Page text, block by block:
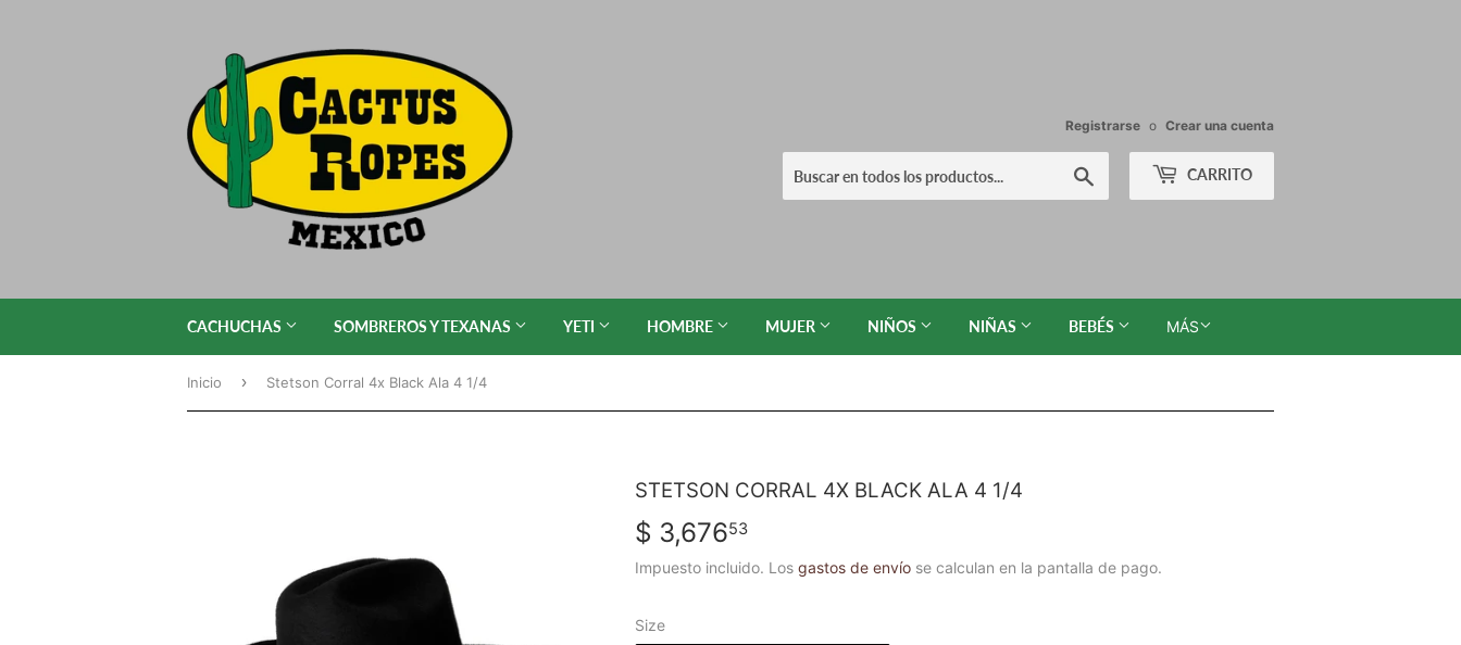
Registrarse o Crear una cuenta
CARRITO
CACHUCHAS SOMBREROS Y TEXANAS YETI HOMBRE MUJER NIÑOS NIÑAS BEBÉS MÁS
Inicio › Stetson Corral 4x Black Ala 4 1/4
STETSON CORRAL 4X BLACK ALA 4 1/4
$ 3,67653
3,676.53
Impuesto incluido. Los gastos de envío se calculan en la pantalla de pago.
Size